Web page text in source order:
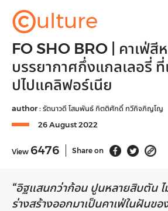
©ulture
FO SHO BRO | คาเฟ่สี
บรรยากาศกึ่งแกลเลอรี่ ที่
ปไปแคลิฟอร์เนีย
author :รัตนาวดี โสมพันธ์ กิตติศักดิ์ ทวีกิจภิญโญ
26 August 2022
View 6476 Share on
“อิฐแสนกว่าก้อน ปูนหลายสิบตัน
ร่างสร้างออกมาเป็นคาเฟ่ในฝันขอ